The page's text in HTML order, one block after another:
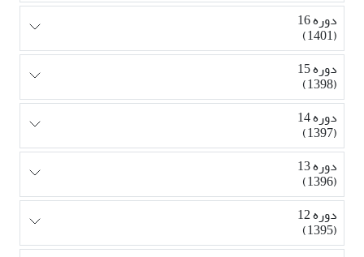
دوره 16
(1401)
دوره 15
(1398)
دوره 14
(1397)
دوره 13
(1396)
دوره 12
(1395)